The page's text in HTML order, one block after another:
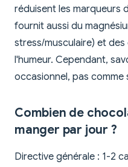
réduisent les marqueurs
fournit aussi du
stress/musculaire) et
l'humeur. Cependant,
occasionnel, pas comme
Combien de
manger par jour ?
Directive générale : 1-2